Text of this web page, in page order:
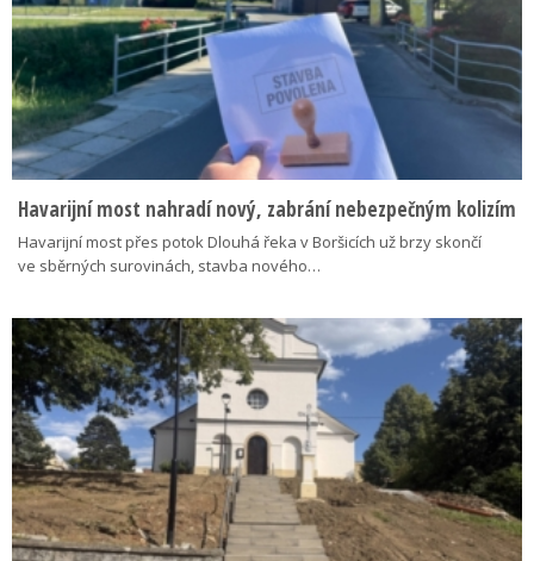
Havarijní most nahradí nový, zabrání nebezpečným kolizím
Havarijní most přes potok Dlouhá řeka v Boršicích už brzy skončí
ve sběrných surovinách, stavba nového…